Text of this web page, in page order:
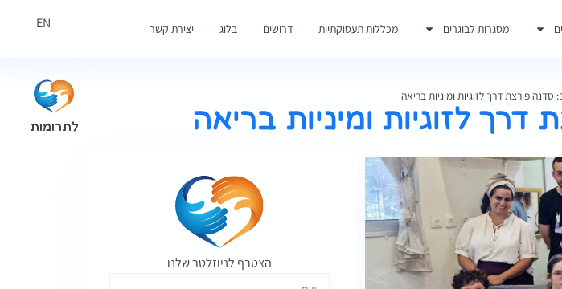
מסגרות לבוגרים מכללות תעסוקתיות דרושים בלוג יצירת קשר EN
לתרומות
סדנה פורצת דרך לזוגיות ומיניות בריאה
לזוגיות ומיניות בריאה
הצטרף לניוזלטר שלנו